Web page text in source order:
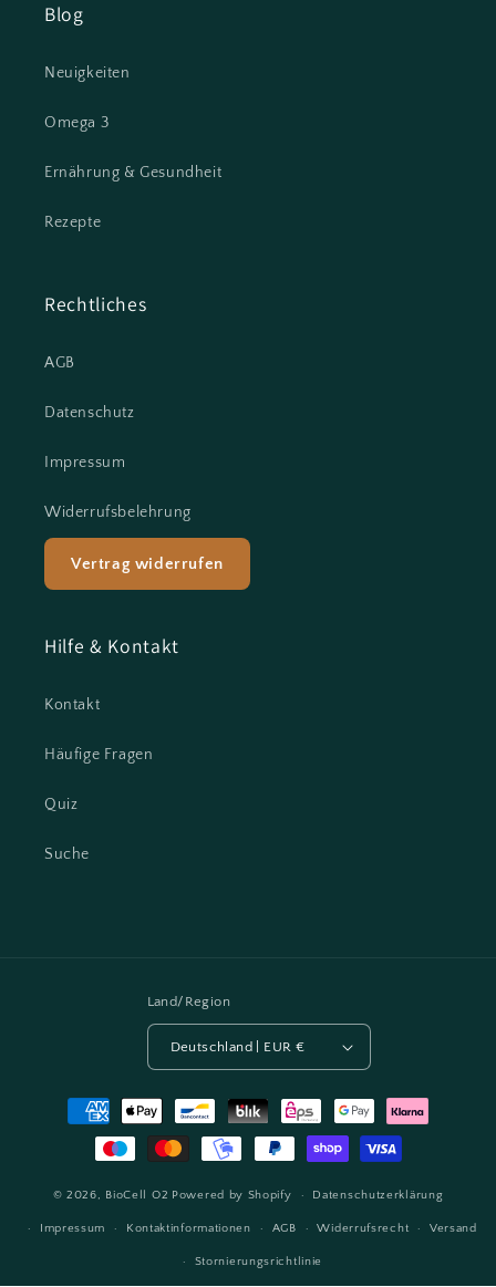
Blog
Neuigkeiten
Omega 3
Ernährung & Gesundheit
Rezepte
Rechtliches
AGB
Datenschutz
Impressum
Widerrufsbelehrung
Vertrag widerrufen
Hilfe & Kontakt
Kontakt
Häufige Fragen
Quiz
Suche
Land/Region
Deutschland | EUR €
Zahlungsmethoden
© 2026, BioCell O2 Powered by Shopify Datenschutzerklärung
Impressum Kontaktinformationen AGB Widerrufsrecht Versand
Stornierungsrichtlinie